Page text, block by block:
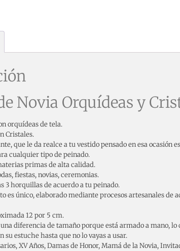
Novia Orquídeas y
orquídeas de tela.
Cristales.
que le da realce a tu vestido pensado en esa ocasión
cualquier tipo de peinado.
primas de alta calidad.
fiestas, novias, ceremonias.
3 horquillas de acuerdo a tu peinado.
es único, elaborado mediante procesos artesanales de
12 por 5 cm.
diferencia de tamaño porque está armado a mano,
su estuche hasta que no lo vayas a usar.
XV Años, Damas de Honor, Mamá de la Novia,